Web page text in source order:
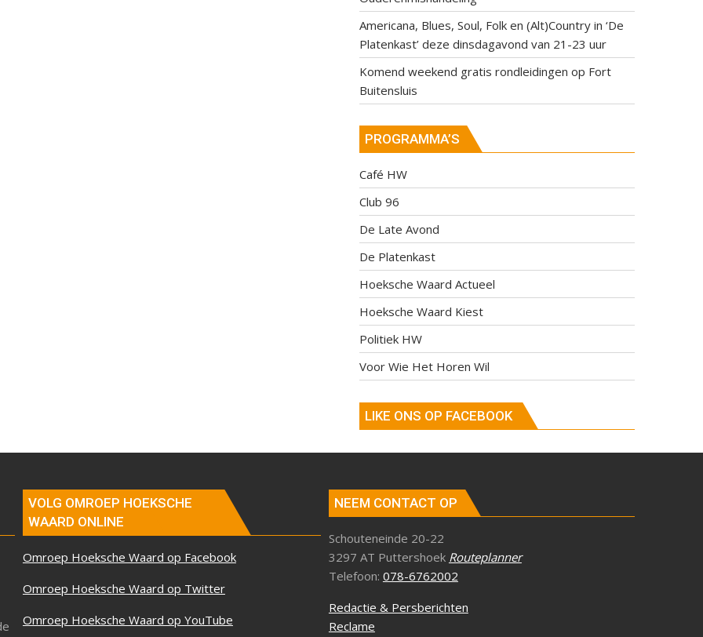
Americana, Blues, Soul, Folk en (Alt)Country in ‘De
Platenkast’ deze dinsdagavond van 21-23 uur
Komend weekend gratis rondleidingen op Fort
Buitensluis
PROGRAMMA’S
Café HW
Club 96
De Late Avond
De Platenkast
Hoeksche Waard Actueel
Hoeksche Waard Kiest
Politiek HW
Voor Wie Het Horen Wil
LIKE ONS OP FACEBOOK
VOLG OMROEP HOEKSCHE
WAARD ONLINE
Omroep Hoeksche Waard op Facebook
Omroep Hoeksche Waard op Twitter
Omroep Hoeksche Waard op YouTube
NEEM CONTACT OP
Schouteneinde 20-22
3297 AT Puttershoek Routeplanner
Telefoon: 078-6762002
Redactie & Persberichten
Reclame